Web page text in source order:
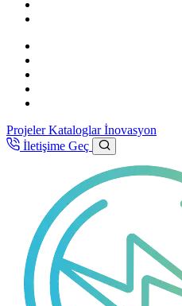
Projeler Kataloglar İnovasyon
İletişime Geç